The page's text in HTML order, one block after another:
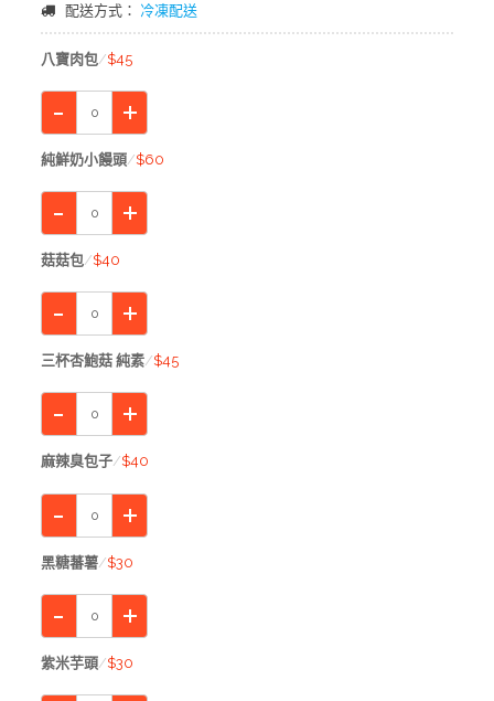
配送方式： 冷凍配送
八寶肉包 $45
純鮮奶小饅頭 $60
菇菇包 $40
三杯杏鮑菇 純素 $45
麻辣臭包子 $40
黑糖蕃薯 $30
紫米芋頭 $30